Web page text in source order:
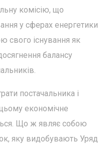
комісію, що
у сферах енергетики
свого існування як
балансу
постачальника і
економічне
Що ж являє собою
яку видобувають Уряд